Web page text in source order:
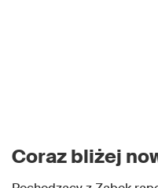
Coraz bliżej